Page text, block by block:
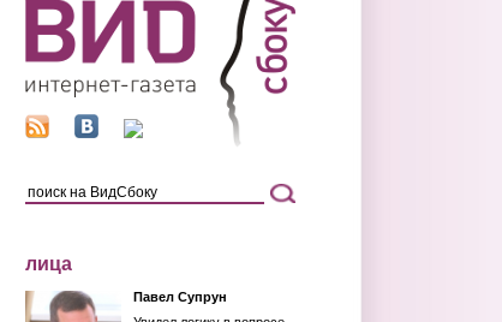
лица
Павел Супрун